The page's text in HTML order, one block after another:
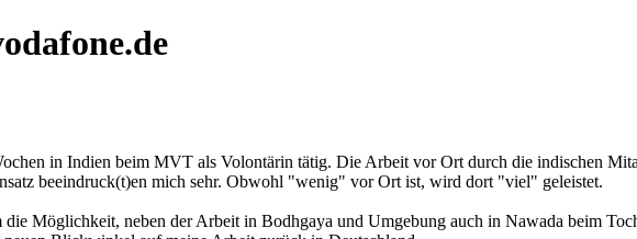
in Indien beim MVT als Volontärin tätig. Die Arbeit vor Ort durch die indischen
beeindruck(t)en mich sehr. Obwohl "wenig" vor Ort ist, wird dort "viel" geleistet.
Möglichkeit, neben der Arbeit in Bodhgaya und Umgebung auch in Nawada beim